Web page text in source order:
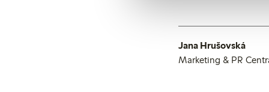
Jana Hrušovská
Marketing & PR